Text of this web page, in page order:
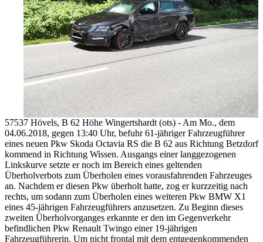
57537 Hövels, B 62 Höhe Wingertshardt (ots) - Am Mo., dem
04.06.2018, gegen 13:40 Uhr, befuhr 61-jähriger Fahrzeugführer
eines neuen Pkw Skoda Octavia RS die B 62 aus Richtung Betzdorf
kommend in Richtung Wissen. Ausgangs einer langgezogenen
Linkskurve setzte er noch im Bereich eines geltenden
Überholverbots zum Überholen eines vorausfahrenden Fahrzeuges
an. Nachdem er diesen Pkw überholt hatte, zog er kurzzeitig nach
rechts, um sodann zum Überholen eines weiteren Pkw BMW X1
eines 45-jährigen Fahrzeugführers anzusetzen. Zu Beginn dieses
zweiten Überholvorganges erkannte er den im Gegenverkehr
befindlichen Pkw Renault Twingo einer 19-jährigen
Fahrzeugführerin. Um nicht frontal mit dem entgegenkommenden